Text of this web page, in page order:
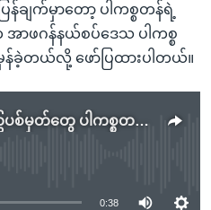
ချက်မှာတော့ ပါကစ္စတန်ရဲ့
ဖဂန်နယ်စပ်ဒေသ ပါကစ္စ
တယ်လို့ ဖော်ပြထားပါတယ်။
အာဖဂန်နယ်စပ် စစ်သွေးကြွပစ်မှတ်တွေ ပါကစ္စတန်လေကြောင်းကတိုက်ခိုက်
currently available
0:38